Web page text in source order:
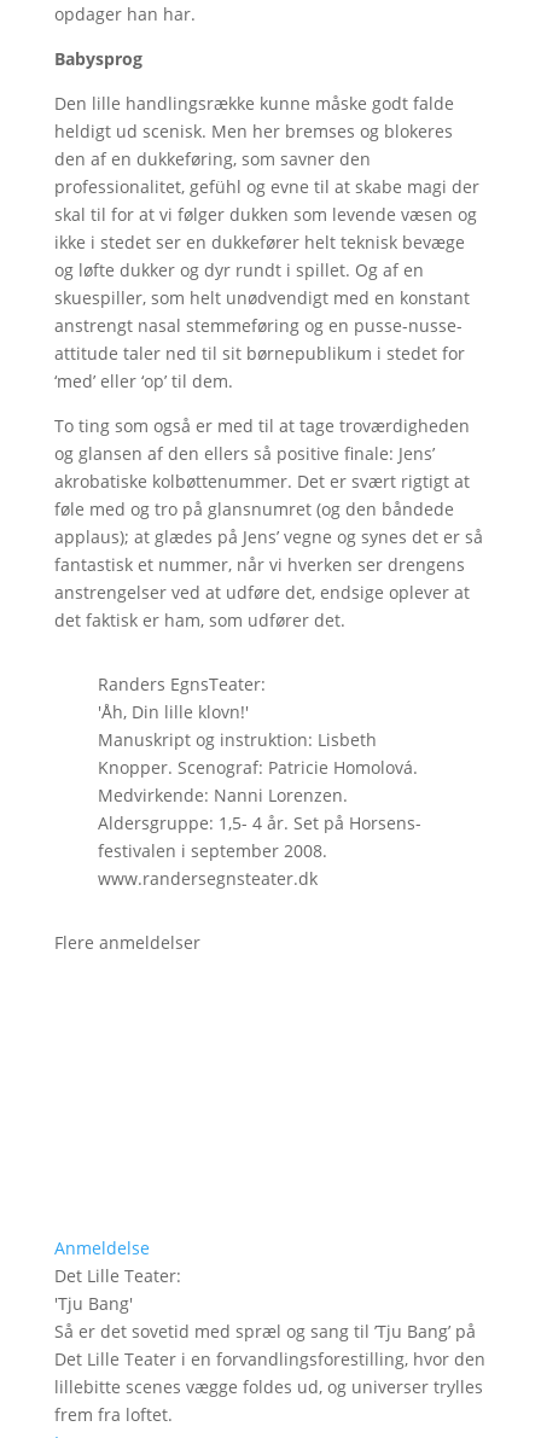
opdager han har.
Babysprog
Den lille handlingsrække kunne måske godt falde
heldigt ud scenisk. Men her bremses og blokeres
den af en dukkeføring, som savner den
professionalitet, gefühl og evne til at skabe magi der
skal til for at vi følger dukken som levende væsen og
ikke i stedet ser en dukkefører helt teknisk bevæge
og løfte dukker og dyr rundt i spillet. Og af en
skuespiller, som helt unødvendigt med en konstant
anstrengt nasal stemmeføring og en pusse-nusse-
attitude taler ned til sit børnepublikum i stedet for
‘med’ eller ‘op’ til dem.
To ting som også er med til at tage troværdigheden
og glansen af den ellers så positive finale: Jens’
akrobatiske kolbøttenummer. Det er svært rigtigt at
føle med og tro på glansnumret (og den båndede
applaus); at glædes på Jens’ vegne og synes det er så
fantastisk et nummer, når vi hverken ser drengens
anstrengelser ved at udføre det, endsige oplever at
det faktisk er ham, som udfører det.
Randers EgnsTeater:
'Åh, Din lille klovn!'
Manuskript og instruktion: Lisbeth
Knopper. Scenograf: Patricie Homolová.
Medvirkende: Nanni Lorenzen.
Aldersgruppe: 1,5- 4 år. Set på Horsens-
festivalen i september 2008.
www.randersegnsteater.dk
Flere anmeldelser
Anmeldelse
Det Lille Teater:
'Tju Bang'
Så er det sovetid med spræl og sang til ’Tju Bang’ på
Det Lille Teater i en forvandlingsforestilling, hvor den
lillebitte scenes vægge foldes ud, og universer trylles
frem fra loftet.